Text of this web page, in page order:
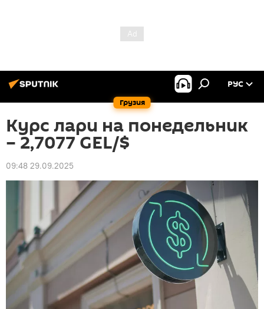
Грузия
РУС
Курс лари на понедельник
– 2,7077 GEL/$
09:48 29.09.2025